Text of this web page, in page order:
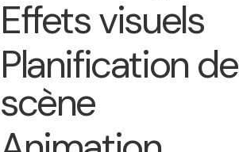
Effets visuels
Planification de
scène